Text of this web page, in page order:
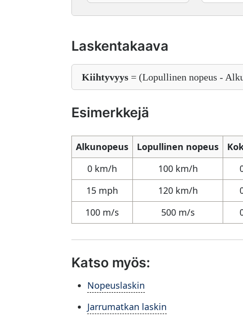
Laskentakaava
Kiihtyvyys = (Lopullinen nopeus -
Esimerkkejä
Alkunopeus Lopullinen nopeus
0 km/h
100 km/h
15 mph
120 km/h
100 m/s
500 m/s
Katso myös:
Nopeuslaskin
Jarrumatkan laskin